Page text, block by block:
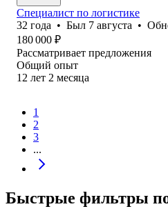
Специалист по логистике
32 года • Был 7 августа •
180 000 ₽
Рассматривает предложения
Общий опыт
12 лет 2 месяца
1
2
3
...
Быстрые фильтры